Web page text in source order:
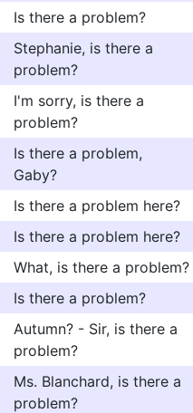
Is there a problem?
Stephanie, is there a
problem?
I'm sorry, is there a
problem?
Is there a problem,
Gaby?
Is there a problem here?
Is there a problem here?
What, is there a problem?
Is there a problem?
Autumn? - Sir, is there a
problem?
Ms. Blanchard, is there a
problem?